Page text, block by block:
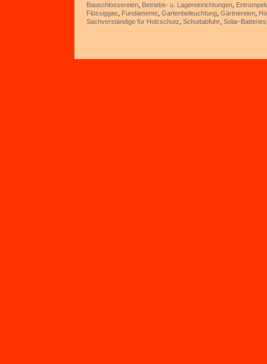
Bauschlossereien Betriebs- u. Lagereinrichtungen
Flüssiggas
Fundamente Gartenbeleuchtung Gärtnereien
Sachverständige für Holzschutz Schuttabfuhr Solar-